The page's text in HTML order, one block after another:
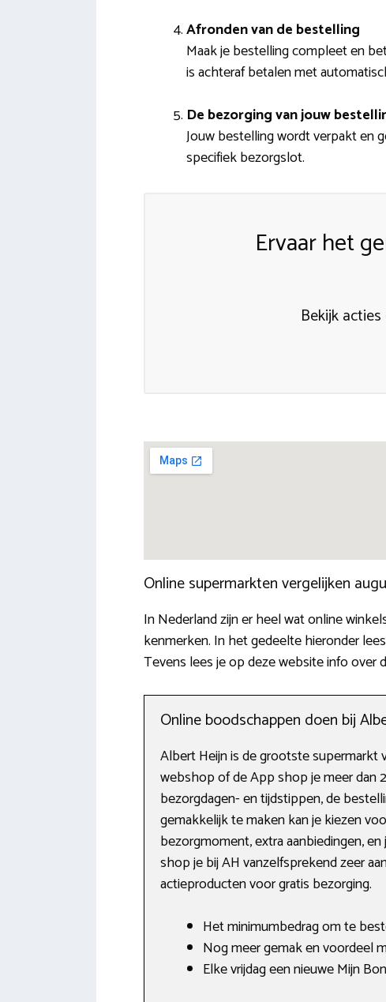
Afronden van de bestelling
Maak je bestelling compleet en
is achteraf betalen met
De bezorging van jouw
Jouw bestelling wordt verpakt en
specifiek bezorgslot.
Ervaar het
Bekijk
Online supermarkten vergelijken
In Nederland zijn er heel wat online
kenmerken. In het gedeelte hieronder
Tevens lees je op deze website info
Online boodschappen doen bij
Albert Heijn is de grootste supermarkt
webshop of de App shop je meer dan
bezorgdagen- en tijdstippen, de
gemakkelijk te maken kan je kiezen
bezorgmoment, extra aanbiedingen,
shop je bij AH vanzelfsprekend zeer
actieproducten voor gratis bezorging.
Het minimumbedrag om te
Nog meer gemak en voordeel
Elke vrijdag een nieuwe Mijn